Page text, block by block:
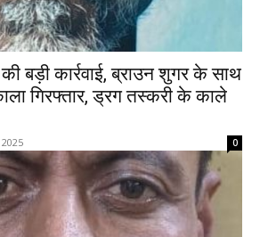
बड़ी कार्रवाई, ब्राउन शुगर के साथ
गिरफ्तार, ड्रग तस्करी के काले
0